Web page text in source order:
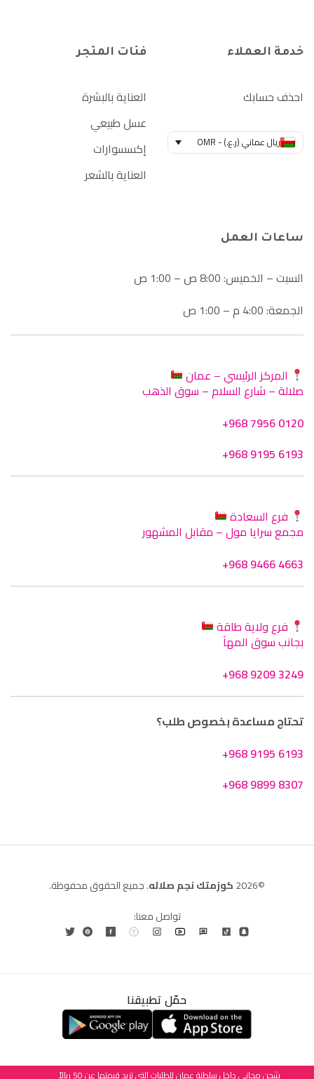
خدمة العملاء
احذف حسابك
ريال عماني (ر.ع.) - OMR
فئات المتجر
العناية بالبشرة
عسل طبيعي
إكسسوارات
العناية بالشعر
ساعات العمل
السبت – الخميس: 8:00 ص – 1:00 ص
الجمعة: 4:00 م – 1:00 ص
المركز الرئيسي – عمان
صلالة – شارع السلام – سوق الذهب
+968 7956 0120
+968 9195 6193
فرع السعادة
مجمع سرايا مول – مقابل المشهور
+968 9466 4663
فرع ولاية طاقة
بجانب سوق المهآ
+968 9209 3249
تحتاج مساعدة بخصوص طلب؟
+968 9195 6193
+968 9899 8307
©2026 كوزمتك نجم صلاله. جميع الحقوق محفوظة.
تواصل معنا:
حمّل تطبيقنا
شحن مجاني داخل سلطنة عمان للطلبات التي تزيد قيمتها عن 50 ريالاً العربية